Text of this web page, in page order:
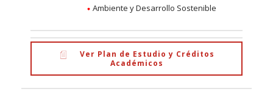
Ambiente y Desarrollo Sostenible
Ver Plan de Estudio y Créditos
Académicos